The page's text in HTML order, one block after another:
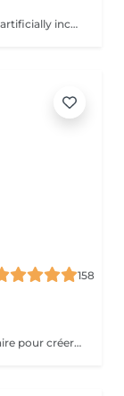
Nails you were searching for! is the process of artificially increasing the length of the nail using polygel material in order to correct the defects of the natural nail delamination and weakness of the nail plate. Our masters do edged, hardware, or combined manicure. How is polygel extension done? - removal of old semi-permanent (if needed) - rough skin is removed - the shape of the nail plate is corrected - the cuticle and side ridges are corrected - polygel is applied - semi-permanent nail polish is applied - cuticle oil and hand cream are applied Age restrictions: recommended to do from 16 years. Post procedure recommendations: there are no post recommendations for this procedure. Frequency: once in 3 weeks.
158
La pose en acrylique est une technique populaire pour créer des ongles parfaits, durables et résistants. Elle permet de prolonger la longueur des ongles et d'obtenir une finition lisse et professionnelle. Ce soin est particulièrement recommandé pour celles qui souhaitent des ongles solides et durables. L'acrylique remplace le gel.